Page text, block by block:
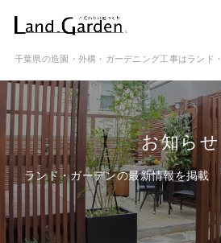
ランド・ガーデンとは
モデルガーデン
施工事例
保証と約束・ご理解いただきたい
千葉県の造園・外構・ガーデニング工事はランド
お知らせ
ランド・ガーデンの最新情報を掲載